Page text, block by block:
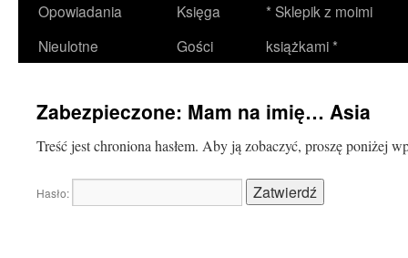
treści
Opowiadania
Nieulotne
Księga
Gości
* Sklepik z moimi
książkami *
Zabezpieczone: Mam na imię… Asia
Treść jest chroniona hasłem. Aby ją zobaczyć, proszę poniżej
Hasło: